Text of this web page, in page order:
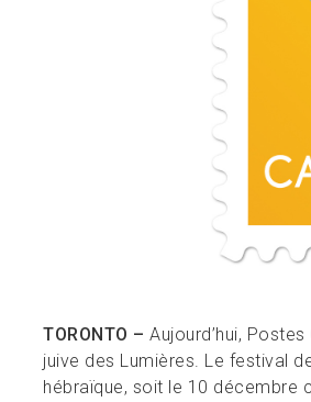
TORONTO – Aujourd’hui,
juive des Lumières. Le festival
hébraïque, soit le 10 décembre